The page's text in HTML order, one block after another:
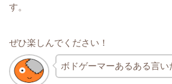
す。
ぜひ楽しんでください！
ボドゲーマーあるある言い